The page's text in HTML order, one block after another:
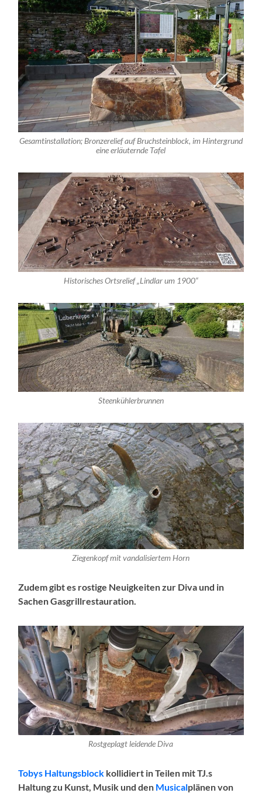
Gesamtinstallation; Bronzerelief auf Bruchsteinblock, im Hintergrund
eine erläuternde Tafel
Historisches Ortsrelief „Lindlar um 1900“
Steenkühlerbrunnen
Ziegenkopf mit vandalisiertem Horn
Zudem gibt es rostige Neuigkeiten zur Diva und in
Sachen Gasgrillrestauration.
Rostgeplagt leidende Diva
Tobys Haltungsblock kollidiert in Teilen mit TJ.s
Haltung zu Kunst, Musik und den Musicalplänen von